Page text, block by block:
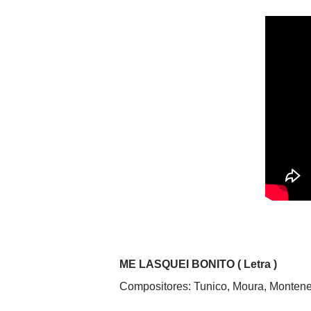
ME LASQUEI BONITO ( Letra )
Compositores: Tunico, Moura,